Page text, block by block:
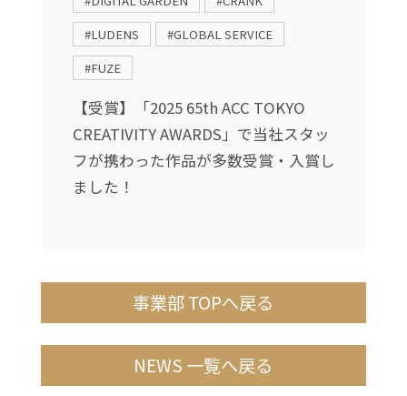
#LUDENS
#GLOBAL SERVICE
#FUZE
【受賞】「2025 65th ACC TOKYO
CREATIVITY AWARDS」で当社スタッ
フが携わった作品が多数受賞・入賞し
ました！
事業部 TOPへ戻る
NEWS 一覧へ戻る